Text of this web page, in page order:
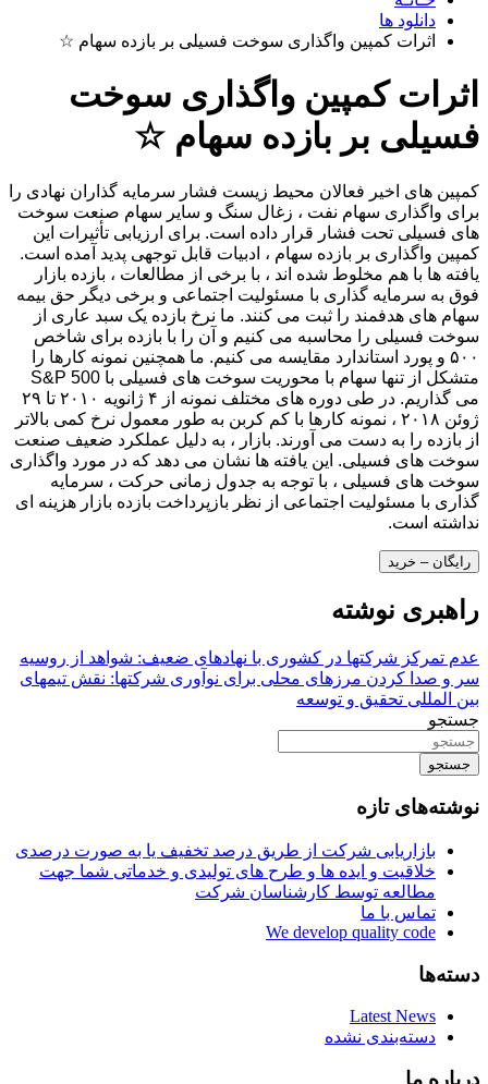
دانلود ها
اثرات کمپین واگذاری سوخت فسیلی بر بازده سهام ☆
اثرات کمپین واگذاری سوخت
فسیلی بر بازده سهام ☆
کمپین های اخیر فعالان محیط زیست فشار سرمایه گذاران نهادی را
برای واگذاری سهام نفت ، زغال سنگ و سایر سهام صنعت سوخت
های فسیلی تحت فشار قرار داده است. برای ارزیابی تأثیرات این
کمپین واگذاری بر بازده سهام ، ادبیات قابل توجهی پدید آمده است.
یافته ها با هم مخلوط شده اند ، با برخی از مطالعات ، بازده بازار
فوق به سرمایه گذاری با مسئولیت اجتماعی و برخی دیگر حق بیمه
سهام های هدفمند را ثبت می کنند. ما نرخ بازده یک سبد عاری از
سوخت فسیلی را محاسبه می کنیم و آن را با بازده برای شاخص
۵۰۰ و پورد استاندارد مقایسه می کنیم. ما همچنین نمونه کارها را
متشکل از تنها سهام با محوریت سوخت های فسیلی با S&P 500
می گذاریم. در طی دوره های مختلف نمونه از ۴ ژانویه ۲۰۱۰ تا ۲۹
ژوئن ۲۰۱۸ ، نمونه کارها با کم کربن به طور معمول نرخ کمی بالاتر
از بازده را به دست می آورند. بازار ، به دلیل عملکرد ضعیف صنعت
سوخت های فسیلی. این یافته ها نشان می دهد که در مورد واگذاری
سوخت های فسیلی ، با توجه به جدول زمانی حرکت ، سرمایه
گذاری با مسئولیت اجتماعی از نظر بازپرداخت بازده بازار هزینه ای
نداشته است.
رایگان – خرید
راهبری نوشته
عدم تمرکز شرکتها در کشوری با نهادهای ضعیف: شواهد از روسیه
سر و صدا کردن مرزهای محلی برای نوآوری شرکتها: نقش تیمهای
بین المللی تحقیق و توسعه
جستجو
جستجو
نوشته‌های تازه
بازاریابی شرکت از طریق درصد تخفیف یا به صورت درصدی
خلاقیت و ایده ها و طرح های تولیدی و خدماتی شما جهت
مطالعه توسط کارشناسان شرکت
تماس با ما
We develop quality code
دسته‌ها
Latest News
دسته‌بندی نشده
درباره ما